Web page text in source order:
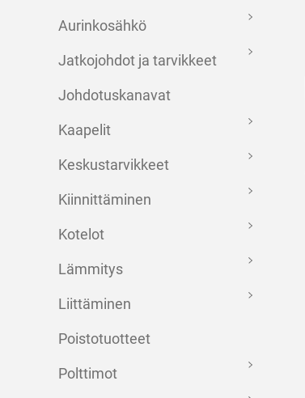
Aurinkosähkö
Jatkojohdot ja tarvikkeet
Johdotuskanavat
Kaapelit
Keskustarvikkeet
Kiinnittäminen
Kotelot
Lämmitys
Liittäminen
Poistotuotteet
Polttimot